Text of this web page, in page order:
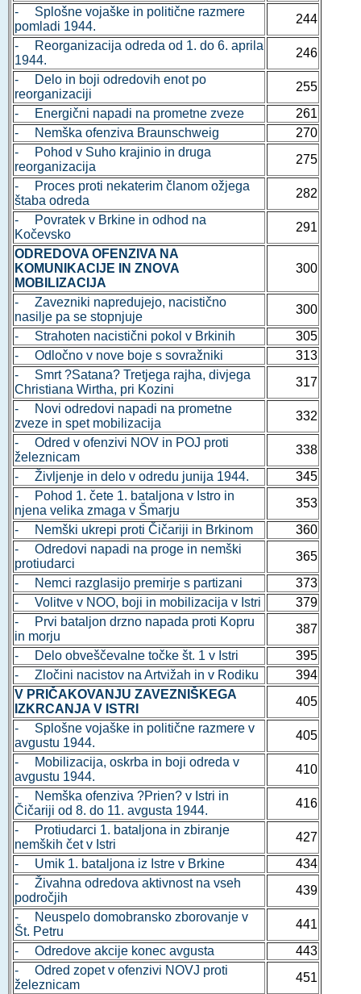
- Splošne vojaške in politične razmere
pomladi 1944.
244
- Reorganizacija odreda od 1. do 6. aprila
1944.
246
- Delo in boji odredovih enot po
reorganizaciji
255
- Energični napadi na prometne zveze
261
- Nemška ofenziva Braunschweig
270
- Pohod v Suho krajinio in druga
reorganizacija
275
- Proces proti nekaterim članom ožjega
štaba odreda
282
- Povratek v Brkine in odhod na
Kočevsko
291
ODREDOVA OFENZIVA NA
KOMUNIKACIJE IN ZNOVA
MOBILIZACIJA
300
- Zavezniki napredujejo, nacistično
nasilje pa se stopnjuje
300
- Strahoten nacistični pokol v Brkinih
305
- Odločno v nove boje s sovražniki
313
- Smrt ?Satana? Tretjega rajha, divjega
Christiana Wirtha, pri Kozini
317
- Novi odredovi napadi na prometne
zveze in spet mobilizacija
332
- Odred v ofenzivi NOV in POJ proti
železnicam
338
- Življenje in delo v odredu junija 1944.
345
- Pohod 1. čete 1. bataljona v Istro in
njena velika zmaga v Šmarju
353
- Nemški ukrepi proti Čičariji in Brkinom
360
- Odredovi napadi na proge in nemški
protiudarci
365
- Nemci razglasijo premirje s partizani
373
- Volitve v NOO, boji in mobilizacija v Istri
379
- Prvi bataljon drzno napada proti Kopru
in morju
387
- Delo obveščevalne točke št. 1 v Istri
395
- Zločini nacistov na Artvižah in v Rodiku
394
V PRIČAKOVANJU ZAVEZNIŠKEGA
IZKRCANJA V ISTRI
405
- Splošne vojaške in politične razmere v
avgustu 1944.
405
- Mobilizacija, oskrba in boji odreda v
avgustu 1944.
410
- Nemška ofenziva ?Prien? v Istri in
Čičariji od 8. do 11. avgusta 1944.
416
- Protiudarci 1. bataljona in zbiranje
nemških čet v Istri
427
- Umik 1. bataljona iz Istre v Brkine
434
- Živahna odredova aktivnost na vseh
področjih
439
- Neuspelo domobransko zborovanje v
Št. Petru
441
- Odredove akcije konec avgusta
443
- Odred zopet v ofenzivi NOVJ proti
železnicam
451